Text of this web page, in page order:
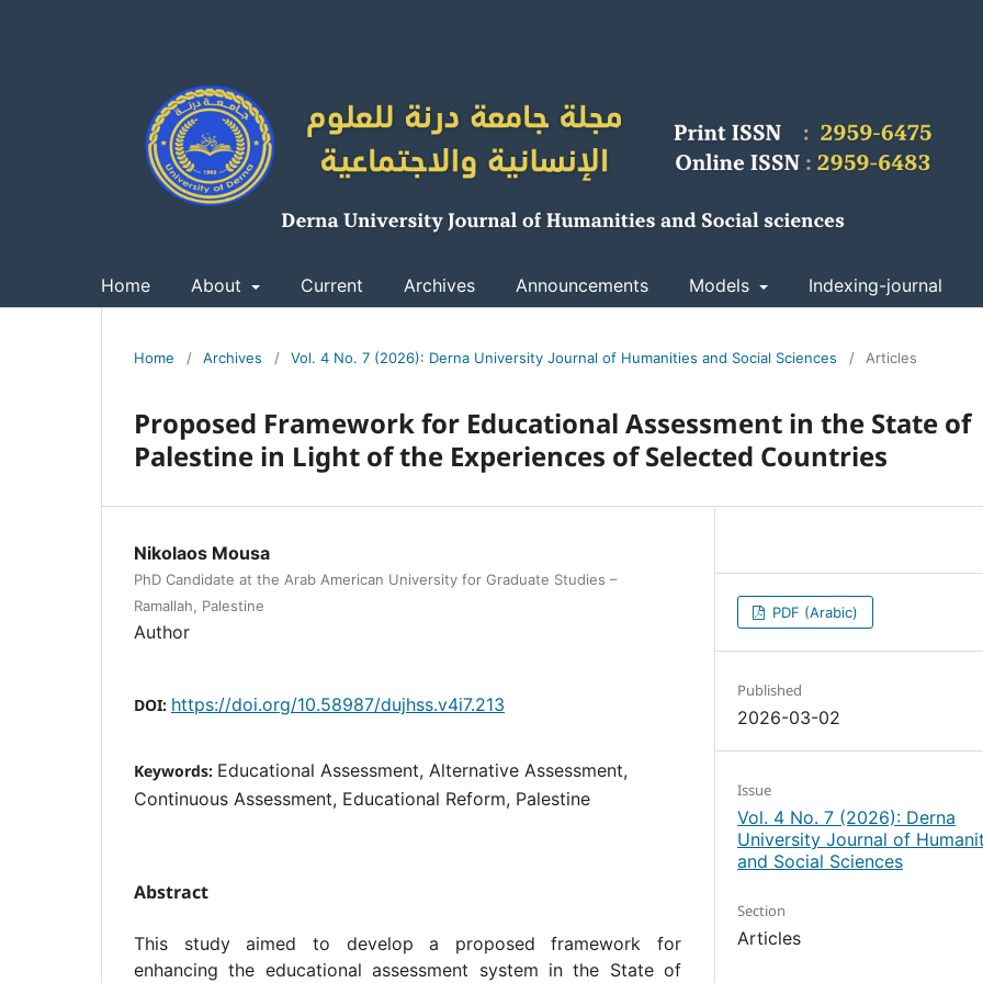
Home About Current Archives Announcements Models Indexing-journal
Home / Archives / Vol. 4 No. 7 (2026): Derna University Journal of Humanities and Social Sciences / Articles
Proposed Framework for Educational Assessment in the State of
Palestine in Light of the Experiences of Selected Countries
Nikolaos Mousa
PhD Candidate at the Arab American University for Graduate Studies –
Ramallah, Palestine
Author
DOI: https://doi.org/10.58987/dujhss.v4i7.213
Keywords: Educational Assessment, Alternative Assessment,
Continuous Assessment, Educational Reform, Palestine
Abstract
This study aimed to develop a proposed framework for
enhancing the educational assessment system in the State of
PDF (Arabic)
Published
2026-03-02
Issue
Vol. 4 No. 7 (2026): Derna
University Journal of
and Social Sciences
Section
Articles